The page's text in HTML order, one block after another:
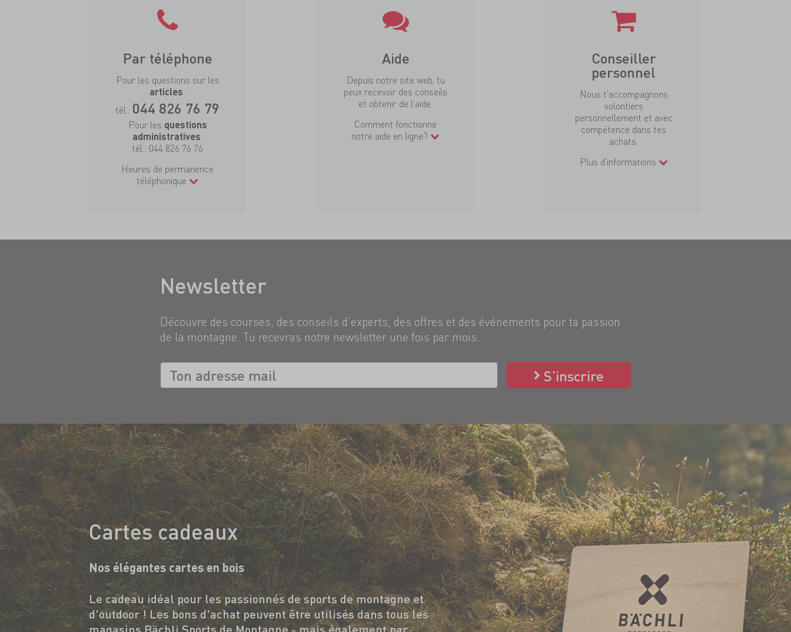
Par téléphone
Pour les questions sur les
articles:
tél.: 044 826 76 79
Pour les questions
administratives:
tél.: 044 826 76 76
Heures de permanence
téléphonique
Aide
Depuis notre site web, tu
peux recevoir des conseils
et obtenir de l'aide.
Comment fonctionne
notre aide en ligne?
Conseiller
personnel
Nous t'accompagnons
volontiers
personnellement et avec
compétence dans tes
achats.
Plus d'informations
Newsletter
Découvre des courses, des conseils d'experts, des offres et des événements pour ta passion
de la montagne. Tu recevras notre newsletter une fois par mois.
S’inscrire
Cartes cadeaux
Nos élégantes cartes en bois
Le cadeau idéal pour les passionnés de sports de montagne et
d'outdoor ! Les bons d'achat peuvent être utilisés dans tous les